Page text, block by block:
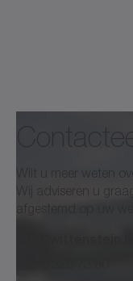
Wij adviseren u